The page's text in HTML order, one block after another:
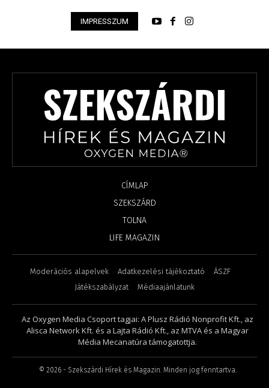
IMPRESSZUM
CÍMLAP
SZEKSZÁRD
TOLNA
LIFE MAGAZIN
Moderációs alapelvek Adatkezelési tájékoztató
ÁSZF
Játékszabályzat
Médiaajánlatunk
Az Oxygen Media Csoport tagjai: A Plusz Rádió Nonprofit Kft., az
Alisca Network Kft. és a Lajta Rádió Kft., az MTVA és a Magyar
Média Mecanatúra támogatottja.
© 2026- Szekszárdi Hírek és Magazin. Minden jog fenntartva.